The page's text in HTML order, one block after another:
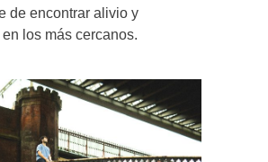
de encontrar alivio y
los más cercanos.